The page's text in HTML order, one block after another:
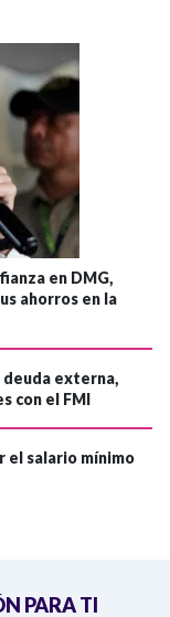
en DMG,
ahorros en la
externa,
con el FMI
el salario mínimo
PARA TI